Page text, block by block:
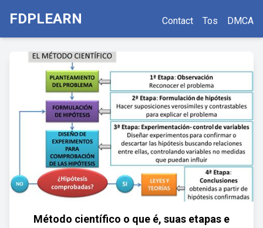
FDPLEARN Contact Tos DMCA
Método científico o que é, suas etapas e